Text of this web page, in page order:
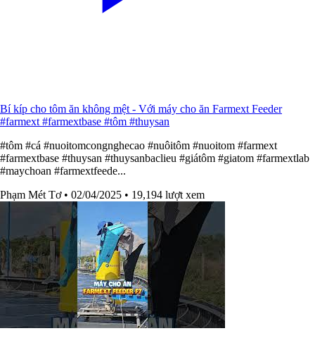
Bí kíp cho tôm ăn không mệt - Với máy cho ăn Farmext Feeder
#farmext #farmextbase #tôm #thuysan
#tôm #cá #nuoitomcongnghecao #nuôitôm #nuoitom #farmext
#farmextbase #thuysan #thuysanbaclieu #giátôm #giatom #farmextlab
#maychoan #farmextfeede...
Phạm Mét Tơ • 02/04/2025 • 19,194 lượt xem